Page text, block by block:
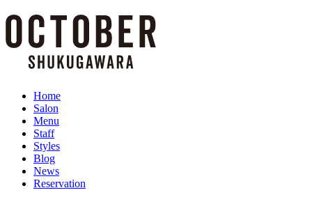
Home
Salon
Menu
Staff
Styles
Blog
News
Reservation